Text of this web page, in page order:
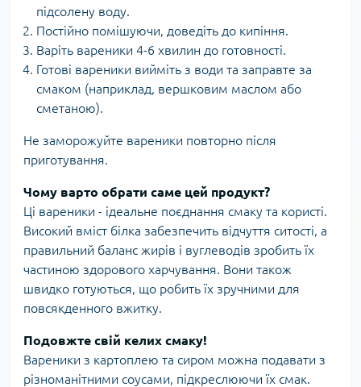
підсолену воду.
Постійно помішуючи, доведіть до кипіння.
Варіть вареники 4-6 хвилин до готовності.
Готові вареники вийміть з води та заправте за
смаком (наприклад, вершковим маслом або
сметаною).
Не заморожуйте вареники повторно після
приготування.
Чому варто обрати саме цей продукт?
Ці вареники - ідеальне поєднання смаку та користі.
Високий вміст білка забезпечить відчуття ситості, а
правильний баланс жирів і вуглеводів зробить їх
частиною здорового харчування. Вони також
швидко готуються, що робить їх зручними для
повсякденного вжитку.
Подовжте свій келих смаку!
Вареники з картоплею та сиром можна подавати з
різноманітними соусами, підкреслюючи їх смак.